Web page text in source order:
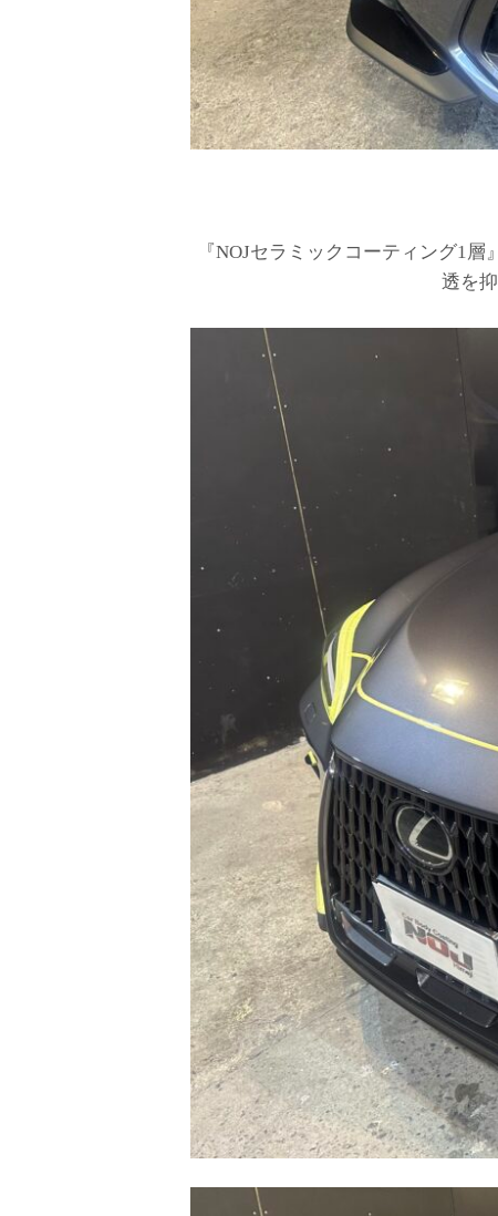
『NOJセラミックコーティング1
透を